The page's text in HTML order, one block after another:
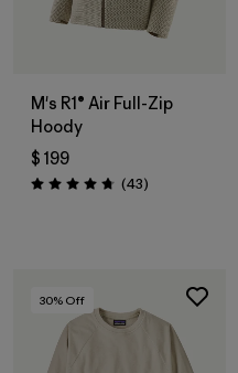
M's R1® Air Full-Zip
Hoody
$ 199
Valoración: 4.7 / 5
(43Comentarios
)
30% Off